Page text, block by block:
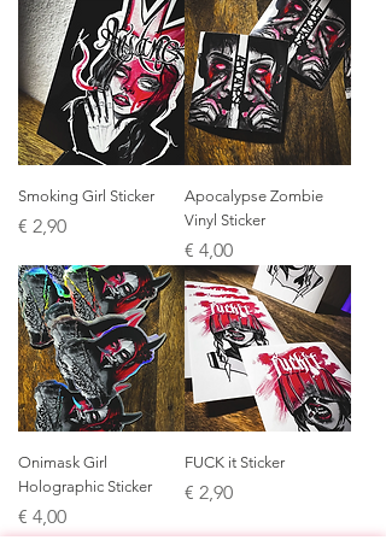
Smoking Girl Sticker
Preis
€ 2,90
Apocalypse Zombie
Vinyl Sticker
Preis
€ 4,00
Onimask Girl
Holographic Sticker
Preis
€ 4,00
FUCK it Sticker
Preis
€ 2,90